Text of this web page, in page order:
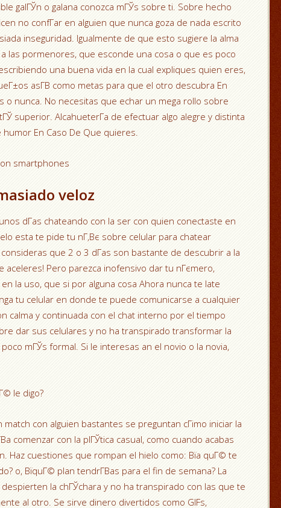
galГЎn o galana conozca mГЎs sobre ti. Sobre hecho
no confГ­ar en alguien que nunca goza de nada escrito
inseguridad. Igualmente de que esto sugiere la alma
las pormenores, que esconde una cosa o que es poco
una buena vida en la cual expliques quien eres,
asГ­В­ como metas para que el otro descubra En
o nunca. No necesitas que echar un mega rollo sobre
superior. AlcahueterГ­a de efectuar algo alegre y distinta
En Caso De Que quieres.
smartphones
veloz
dГ­as chateando con la ser con quien conectaste en
esta te pide tu nГ‚Вє sobre celular para chatear
que 2 o 3 dГ­as son bastante de descubrir a la
aceleres! Pero parezca inofensivo dar tu nГєmero,
la uso, que si por alguna cosa Ahora nunca te late
tu celular en donde te puede comunicarse a cualquier
calma y continuada con el chat interno por el tiempo
dar sus celulares y no ha transpirado transformar la
poco mГЎs formal. Si le interesas an el novio o la novia,
le digo?
con alguien bastantes se preguntan cГіmo iniciar la
comenzar con la plГЎtica casual, como cuando acabas
Haz cuestiones que rompan el hielo como: Вїa quГ© te
o, ВїquГ© plan tendrГ­В­as para el fin de semana? La
la chГЎchara y no ha transpirado con las que te
al otro. Se sirve dinero divertidos como GIFs,